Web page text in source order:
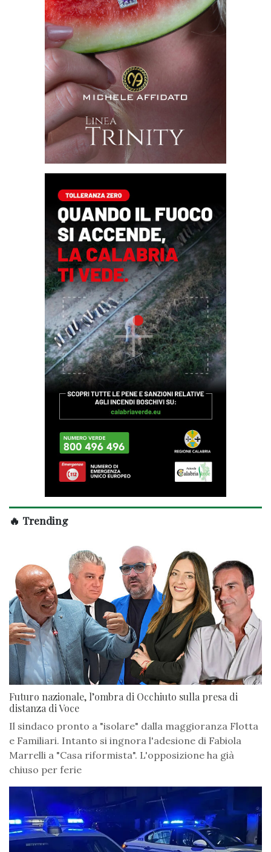
🔥 Trending
Futuro nazionale, l’ombra di Occhiuto sulla presa di
distanza di Voce
Il sindaco pronto a "isolare" dalla maggioranza Flotta
e Familiari. Intanto si ingnora l'adesione di Fabiola
Marrelli a "Casa riformista". L'opposizione ha già
chiuso per ferie